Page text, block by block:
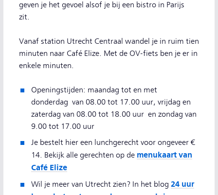
geven je het gevoel alsof je bij een bistro in Parijs
zit.
Vanaf station Utrecht Centraal wandel je in ruim tien
minuten naar Café Elize. Met de OV-fiets ben je er in
enkele minuten.
Openingstijden: maandag tot en met
donderdag van 08.00 tot 17.00 uur, vrijdag en
zaterdag van 08.00 tot 18.00 uur en zondag van
9.00 tot 17.00 uur
Je bestelt hier een lunchgerecht voor ongeveer €
14. Bekijk alle gerechten op de menukaart van
Café Elize
Wil je meer van Utrecht zien? In het blog 24 uur